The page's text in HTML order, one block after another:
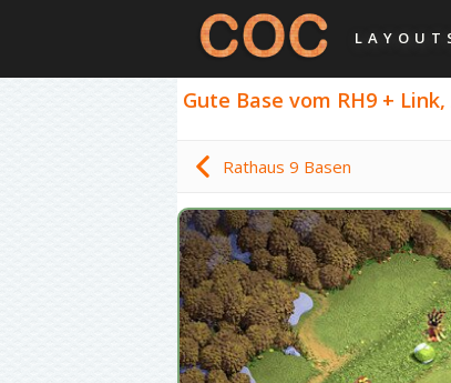
Gute Base vom RH9 +
Rathaus 9 Basen